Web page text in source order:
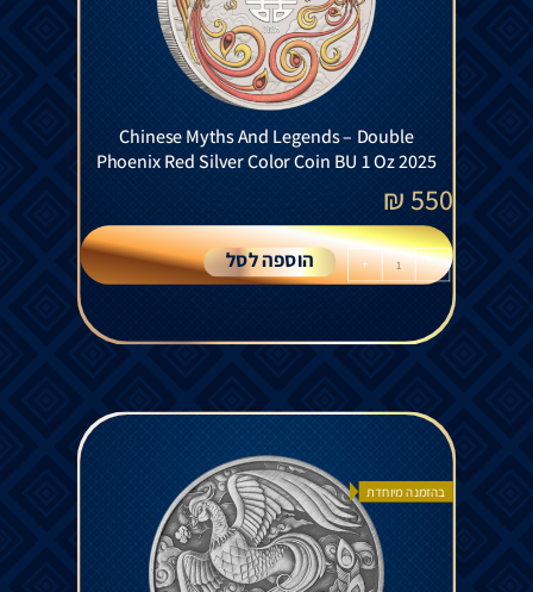
Chinese Myths And Legends – Double
Phoenix Red Silver Color Coin BU 1 Oz 2025
550
₪
-
+ הוספה לסל
בהזמנה מיוחדת